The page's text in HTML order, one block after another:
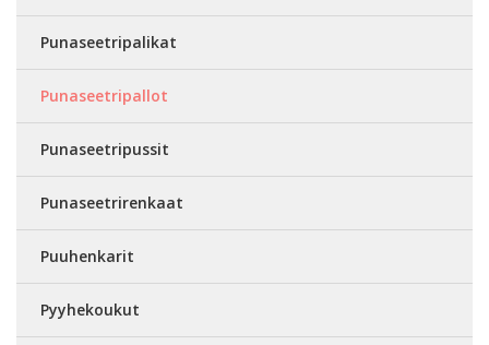
Punaseetripalikat
Punaseetripallot
Punaseetripussit
Punaseetrirenkaat
Puuhenkarit
Pyyhekoukut